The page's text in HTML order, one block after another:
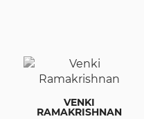
VENKI
RAMAKRISHNAN